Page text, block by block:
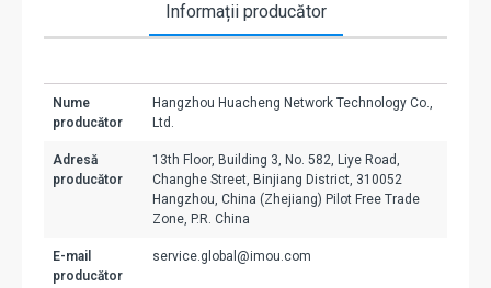
Informații producător
Nume
producător
Hangzhou Huacheng Network Technology Co.,
Ltd.
Adresă
producător
13th Floor, Building 3, No. 582, Liye Road,
Changhe Street, Binjiang District, 310052
Hangzhou, China (Zhejiang) Pilot Free Trade
Zone, P.R. China
E-mail
producător
service.global@imou.com